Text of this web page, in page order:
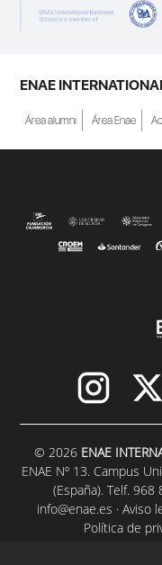
ENAE
Área alumni Área Enae
© 2026 ENAE
ENAE Nº 13. Campus
(España). Telf. 968
info@enae.es · Aviso
Política de